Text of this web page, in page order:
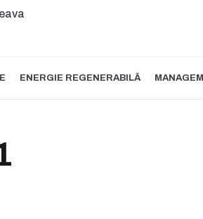
ENERGIE REGENERABILĂ